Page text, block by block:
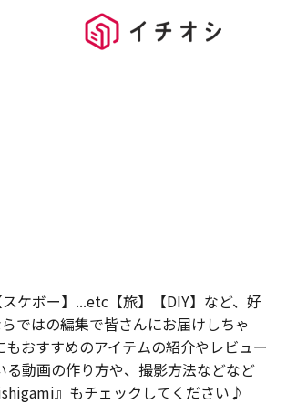
ケボー】...etc【旅】【DIY】など、好
ではの編集で皆さんにお届けしちゃ
おすすめのアイテムの紹介やレビュー
動画の作り方や、撮影方法などなど
』もチェックしてください♪